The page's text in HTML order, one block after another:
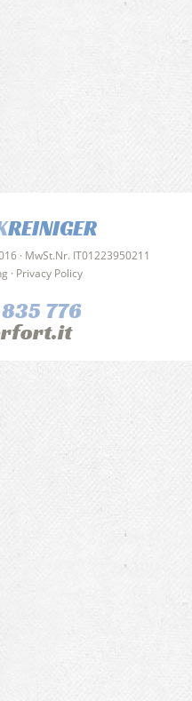
REINIGER
· MwSt.Nr. IT01223950211
· Privacy Policy
776